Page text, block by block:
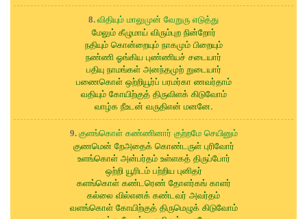
8. விதியும் மாலுமுன் வேறுரு எடுத்து
மேலும் கீழுமாய் விரும்புற நின்றோர்
நதியும் கொன்றையும் நாகமும் பிறையும்
நண்ணி ஓங்கிய புண்ணியச் சடையார்
பதியு நாமங்கள் அனந்தமுற் றுடையார்
பணைகொள் ஒற்றியூர்ப் பரமர்கா ணவர்தாம்
வதியும் கோயிற்குத் திருவிளக் கிடுவோம்
வாழ்க நீஉடன் வருதிஎன் மனனே.
9. குளங்கொள் கண்ணினார் குற்றமே செயினும்
குணமென் றேஅதைக் கொண்டருள் புரிவோர்
உளங்கொள் அன்பர்தம் உள்ளகத் திருப்போர்
ஒற்றி யூரிடம் பற்றிய புனிதர்
களங்கொள் கண்டரெண் தோளர்கங் காளர்
கல்லை வில்எனக் கண்டவர் அவர்தம்
வளங்கொள் கோயிற்குத் திருமெழுக் கிடுவோம்